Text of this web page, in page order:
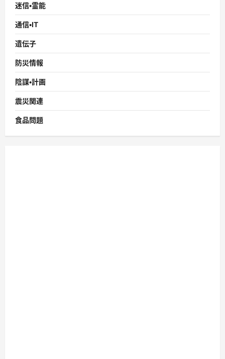
迷信・霊能
通信・IT
遺伝子
防災情報
陰謀・計画
震災関連
食品問題